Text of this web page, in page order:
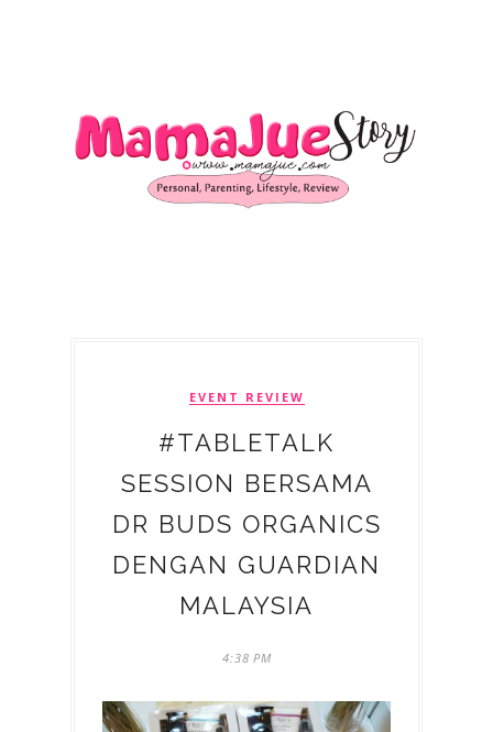
EVENT REVIEW
#TABLETALK
SESSION BERSAMA
DR BUDS ORGANICS
DENGAN GUARDIAN
MALAYSIA
4:38 PM